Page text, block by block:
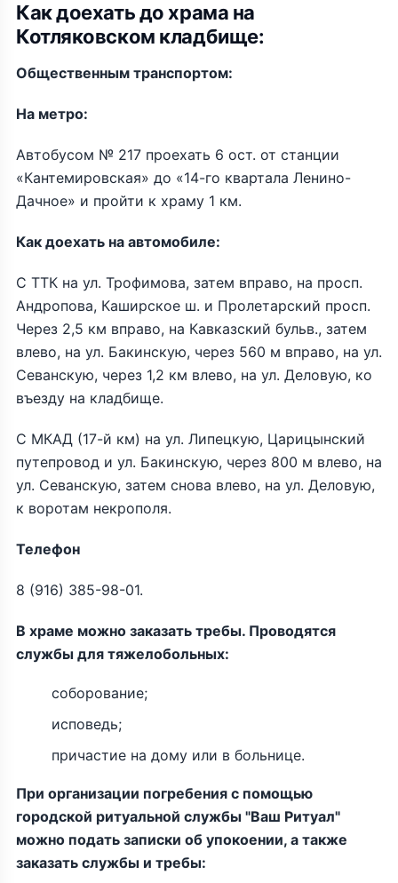
Как доехать до храма на
Котляковском кладбище:
Общественным транспортом:
На метро:
Автобусом № 217 проехать 6 ост. от станции
«Кантемировская» до «14-го квартала Ленино-
Дачное» и пройти к храму 1 км.
Как доехать на автомобиле:
С ТТК на ул. Трофимова, затем вправо, на просп.
Андропова, Каширское ш. и Пролетарский просп.
Через 2,5 км вправо, на Кавказский бульв., затем
влево, на ул. Бакинскую, через 560 м вправо, на ул.
Севанскую, через 1,2 км влево, на ул. Деловую, ко
въезду на кладбище.
С МКАД (17-й км) на ул. Липецкую, Царицынский
путепровод и ул. Бакинскую, через 800 м влево, на
ул. Севанскую, затем снова влево, на ул. Деловую,
к воротам некрополя.
Телефон
8 (916) 385-98-01.
В храме можно заказать требы. Проводятся
службы для тяжелобольных:
соборование;
исповедь;
причастие на дому или в больнице.
При организации погребения с помощью
городской ритуальной службы "Ваш Ритуал"
можно подать записки об упокоении, а также
заказать службы и требы: